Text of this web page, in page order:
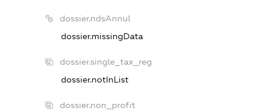
dossier.ndsAnnul
dossier.missingData
dossier.single_tax_reg
dossier.notInList
dossier.non_profit